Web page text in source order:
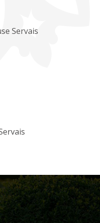
Servais